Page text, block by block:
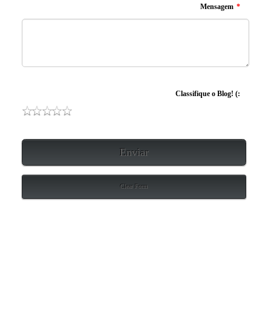
Mensagem *
Classifique o Blog! (:
Enviar
Clear Form